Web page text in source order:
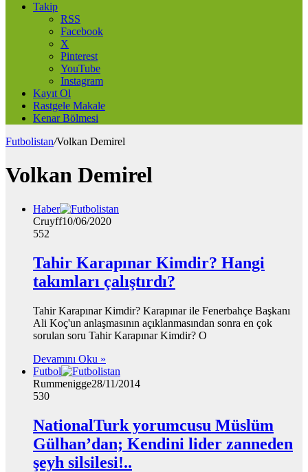
Takip
RSS
Facebook
X
Pinterest
YouTube
Instagram
Kayıt Ol
Rastgele Makale
Kenar Bölmesi
Futbolistan/Volkan Demirel
Volkan Demirel
Haber
Cruyff10/06/2020
552
Tahir Karapınar Kimdir? Hangi
takımları çalıştırdı?
Tahir Karapınar Kimdir? Karapınar ile Fenerbahçe Başkanı
Ali Koç'un anlaşmasının açıklanmasından sonra en çok
sorulan soru Tahir Karapınar Kimdir? O
Devamını Oku »
Futbol
Rummenigge28/11/2014
530
NationalTurk yorumcusu Müslüm
Gülhan’dan; Kendini lider zanneden
şeyh silsilesi!..